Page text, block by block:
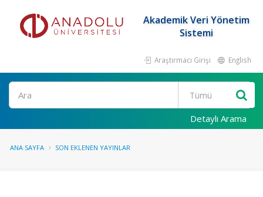
Akademik Veri Yönetim
Sistemi
Araştırmacı Girişi English
Ara
Detaylı Arama
ANA SAYFA SON EKLENEN YAYINLAR